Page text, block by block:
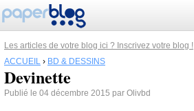
Les articles de votre blog ici ? Inscrivez votre blog !
ACCUEIL › BD & DESSINS
Devinette
Publié le 04 décembre 2015 par Olivbd